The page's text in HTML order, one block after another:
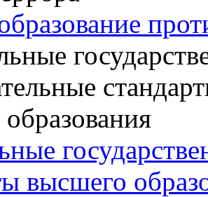
высшего